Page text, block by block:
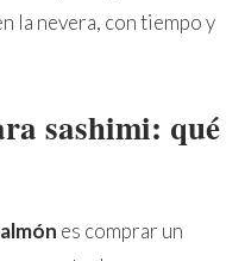
la nevera, con tiempo y
sashimi: qué
es comprar un